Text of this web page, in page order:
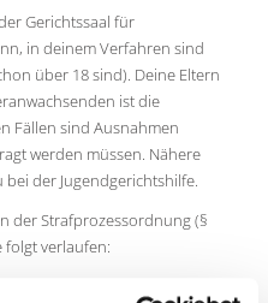
Gerichtssaal für
in deinem Verfahren sind
über 18 sind). Deine Eltern
ist die
Fällen sind Ausnahmen
werden müssen. Nähere
der Jugendgerichtshilfe.
der Strafprozessordnung (§
folgt verlaufen: